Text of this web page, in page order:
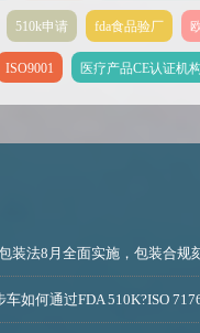
510k申请 fda食品验厂
ISO9001 医疗产品CE认证机构
装法8月全面实施，包装合规
车如何通过FDA 510K?ISO